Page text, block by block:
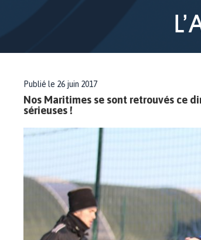
Publié le 26 juin 2017
Nos Maritimes se sont retrouvés ce
sérieuses !